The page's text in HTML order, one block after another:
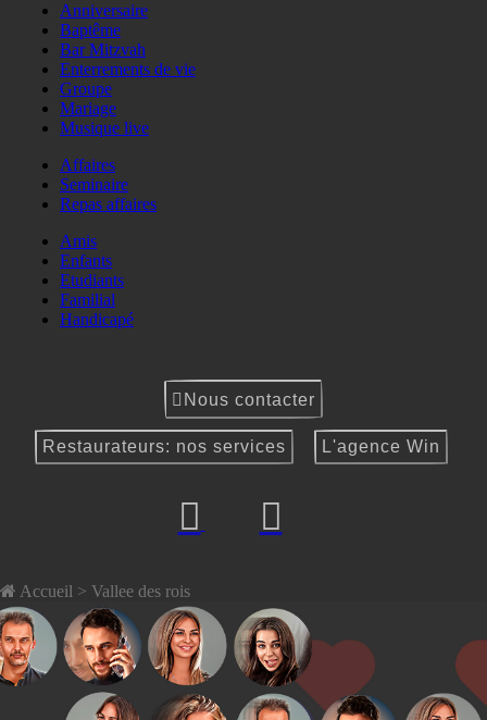
Anniversaire
Baptême
Bar Mitzvah
Enterrements de vie
Groupe
Mariage
Musique live
Affaires
Seminaire
Repas affaires
Amis
Enfants
Etudiants
Familial
Handicapé
Nous contacter
Restaurateurs: nos services L'agence Win
Accueil > Vallee des rois